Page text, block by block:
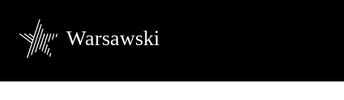
Warsawski